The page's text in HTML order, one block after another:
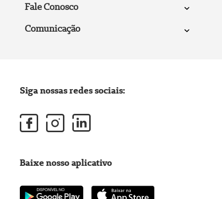
Fale Conosco
Comunicação
Siga nossas redes sociais:
Baixe nosso aplicativo